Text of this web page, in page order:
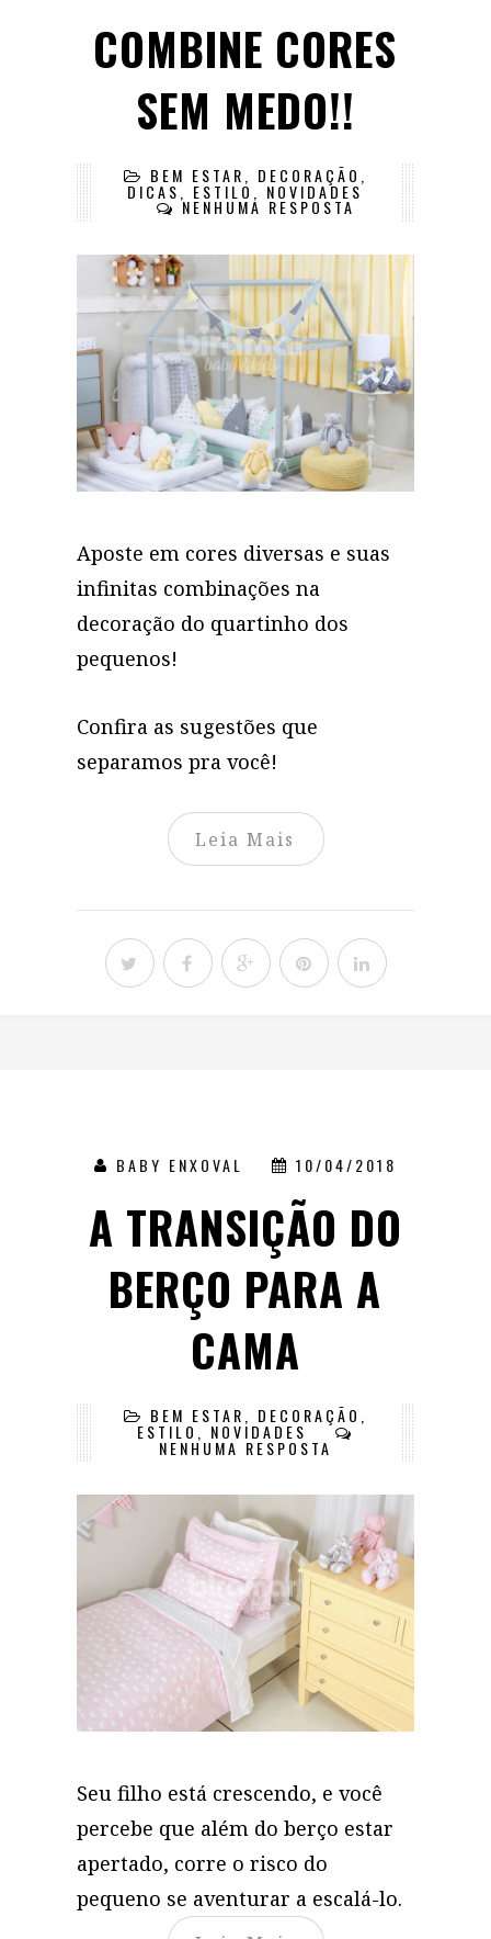
COMBINE CORES
SEM MEDO!!
BEM ESTAR, DECORAÇÃO ,
DICAS, ESTILO , NOVIDADES
NENHUMA RESPOSTA
Aposte em cores diversas e suas
infinitas combinações na
decoração do quartinho dos
pequenos!
Confira as sugestões que
separamos pra você!
Leia Mais
BABY ENXOVAL 10/04/2018
A TRANSIÇÃO DO
BERÇO PARA A
CAMA
BEM ESTAR DECORAÇÃO
ESTILO NOVIDADES
NENHUMA RESPOSTA
Seu filho está crescendo, e você
percebe que além do berço estar
apertado, corre o risco do
pequeno se aventurar a escalá-lo.